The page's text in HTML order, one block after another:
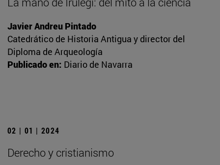
Javier Andreu Pintado
Catedrático de Historia Antigua y director del
Diploma de Arqueología
Publicado en: Diario de Navarra
02 | 01 | 2024
Derecho y cristianismo